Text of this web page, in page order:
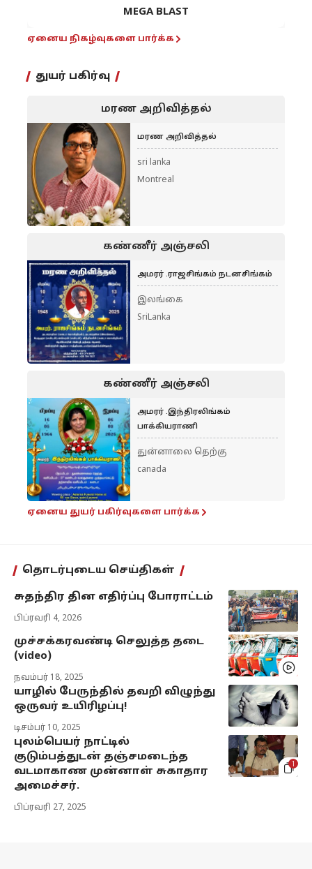
MEGA BLAST
ஏனைய நிகழ்வுகளை பார்க்க
துயர் பகிர்வு
மரண அறிவித்தல்
மரண அறிவித்தல்
sri lanka
Montreal
கண்ணீர் அஞ்சலி
அமரர் .ராஜசிங்கம் நடனசிங்கம்
இலங்கை
SriLanka
கண்ணீர் அஞ்சலி
அமரர் .இந்திரலிங்கம்
பாக்கியராணி
துன்னாலை தெற்கு
canada
ஏனைய துயர் பகிர்வுகளை பார்க்க
தொடர்புடைய செய்திகள்
சுதந்திர தின எதிர்ப்பு போராட்டம்
பிப்ரவரி 4, 2026
முச்சக்கரவண்டி செலுத்த தடை
(video)
நவம்பர் 18, 2025
யாழில் பேருந்தில் தவறி விழுந்து
ஒருவர் உயிரிழப்பு!
டிசம்பர் 10, 2025
1
புலம்பெயர் நாட்டில்
குடும்பத்துடன் தஞ்சமடைந்த
வடமாகாண முன்னாள் சுகாதார
அமைச்சர்.
பிப்ரவரி 27, 2025